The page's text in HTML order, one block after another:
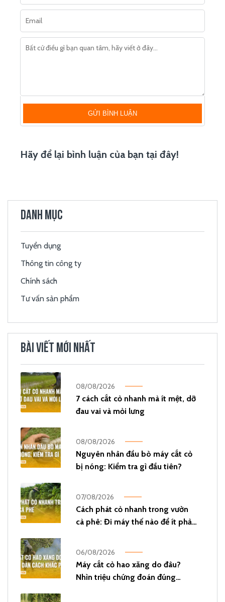
GỬI BÌNH LUẬN
Hãy để lại bình luận của bạn tại đây!
DANH MỤC
Tuyển dụng
Thông tin công ty
Chính sách
Tư vấn sản phẩm
BÀI VIẾT MỚI NHẤT
08/08/2026
7 cách cắt cỏ nhanh mà ít mệt, dỡ
đau vai và mỏi lưng
08/08/2026
Nguyên nhân đầu bò máy cắt cỏ
bị nóng: Kiểm tra gì đầu tiên?
07/08/2026
Cách phát cỏ nhanh trong vườn
cà phê: Đi máy thế nào để ít phải
06/08/2026
Máy cắt cỏ hao xăng do đâu?
Nhìn triệu chứng đoán đúng